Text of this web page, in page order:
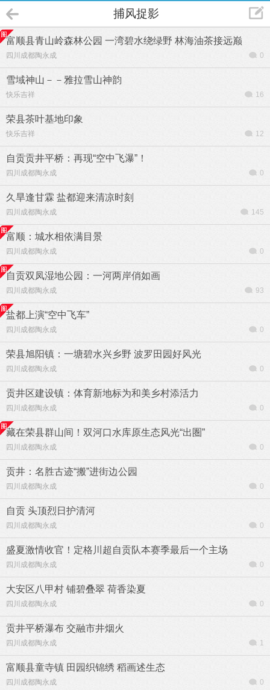
捕风捉影
富顺县青山岭森林公园 一湾碧水绕绿野 林海油茶接远巅
四川成都陶永成 0
雪域神山－－雅拉雪山神韵
快乐吉祥 16
荣县茶叶基地印象
快乐吉祥 12
自贡贡井平桥：再现“空中飞瀑”！
四川成都陶永成 0
久旱逢甘霖 盐都迎来清凉时刻
四川成都陶永成 145
富顺：城水相依满目景
四川成都陶永成 0
自贡双凤湿地公园：一河两岸俏如画
四川成都陶永成 93
盐都上演“空中飞车”
四川成都陶永成 0
荣县旭阳镇：一塘碧水兴乡野 波罗田园好风光
四川成都陶永成 0
贡井区建设镇：体育新地标为和美乡村添活力
四川成都陶永成 0
藏在荣县群山间！双河口水库原生态风光“出圏”
四川成都陶永成 0
贡井：名胜古迹“搬”进街边公园
四川成都陶永成 0
自贡 头顶烈日护清河
四川成都陶永成 0
盛夏激情收官！定格川超自贡队本赛季最后一个主场
四川成都陶永成 0
大安区八甲村 铺碧叠翠 荷香染夏
四川成都陶永成 0
贡井平桥瀑布 交融市井烟火
四川成都陶永成 1
富顺县童寺镇 田园织锦绣 稻画述生态
四川成都陶永成 0